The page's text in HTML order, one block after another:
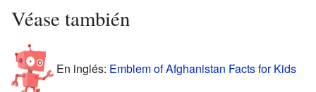
Véase también
En inglés: Emblem of Afghanistan Facts for Kids